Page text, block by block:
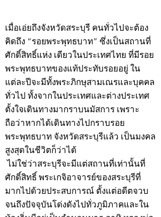
เมื่อเอ่ยถึงจังหวัดสระบุรี คนทั่วไปจะต้อง
คิดถึง “รอยพระพุทธบาท” ซึ่งเป็นสถานที่
ศักดิ์สิทธิ์แห่ง เดียวในประเทศไทย ที่มีรอย
พระพุทธบาทของแท้ประทับรอยอยู่ ใน
แต่ละปีจะมีทั้งพระภิกษุสามเณรและบุคคล
ทั่วไป ทั้งจากในประเทศและต่างประเทศ
ตั้งใจเดินทางมากราบนมัสการ เพราะ
ถือว่าหากได้เดินทางไปกราบรอย
พระพุทธบาท จังหวัดสระบุรีแล้ว เป็นมงคล
สูงสุดในชีวิตก็ว่าได้
ไม่ใช่ว่าสระบุรีจะมีแต่สถานที่เท่านั้นที่
ศักดิ์สิทธิ์ พระเกจิอาจารย์ของสระบุรีที่
มากไปด้วยประสบการณ์ ตั้งแต่อดีตจวบ
จนถึงปัจจุบันโด่งดังไปทั่วภูมิภาคและใน